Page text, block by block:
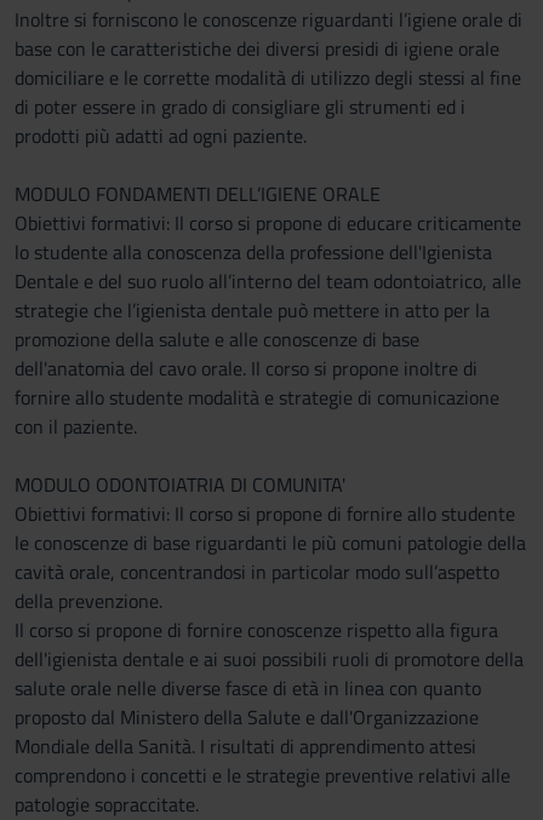
Inoltre si forniscono le conoscenze riguardanti l’igiene orale di
base con le caratteristiche dei diversi presidi di igiene orale
domiciliare e le corrette modalità di utilizzo degli stessi al fine
di poter essere in grado di consigliare gli strumenti ed i
prodotti più adatti ad ogni paziente.
MODULO FONDAMENTI DELL’IGIENE ORALE
Obiettivi formativi: Il corso si propone di educare criticamente
lo studente alla conoscenza della professione dell'Igienista
Dentale e del suo ruolo all’interno del team odontoiatrico, alle
strategie che l’igienista dentale può mettere in atto per la
promozione della salute e alle conoscenze di base
dell'anatomia del cavo orale. Il corso si propone inoltre di
fornire allo studente modalità e strategie di comunicazione
con il paziente.
MODULO ODONTOIATRIA DI COMUNITA'
Obiettivi formativi: Il corso si propone di fornire allo studente
le conoscenze di base riguardanti le più comuni patologie della
cavità orale, concentrandosi in particolar modo sull’aspetto
della prevenzione.
Il corso si propone di fornire conoscenze rispetto alla figura
dell'igienista dentale e ai suoi possibili ruoli di promotore della
salute orale nelle diverse fasce di età in linea con quanto
proposto dal Ministero della Salute e dall'Organizzazione
Mondiale della Sanità. I risultati di apprendimento attesi
comprendono i concetti e le strategie preventive relativi alle
patologie sopraccitate.